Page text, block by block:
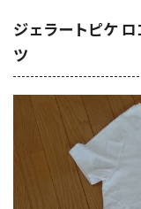
ジェラートピケ
ツ